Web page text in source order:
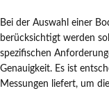
Bei der Auswahl einer
berücksichtigt werden
spezifischen
Genauigkeit. Es ist
Messungen liefert, um